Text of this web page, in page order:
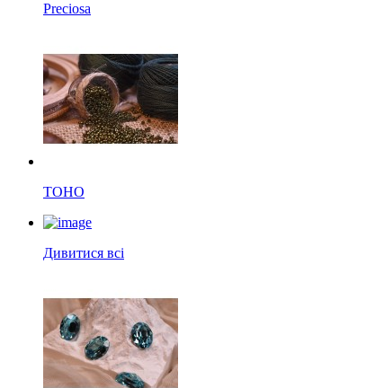
Preciosa
TOHO
Дивитися всі